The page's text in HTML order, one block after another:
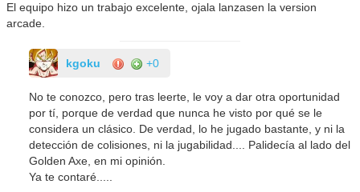
El equipo hizo un trabajo excelente, ojala lanzasen la version
arcade.
kgoku +0
No te conozco, pero tras leerte, le voy a dar otra oportunidad
por tí, porque de verdad que nunca he visto por qué se le
considera un clásico. De verdad, lo he jugado bastante, y ni la
detección de colisiones, ni la jugabilidad.... Palidecía al lado del
Golden Axe, en mi opinión.
Ya te contaré.....